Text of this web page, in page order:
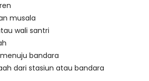
musala
wali santri
bandara
dari stasiun atau bandara